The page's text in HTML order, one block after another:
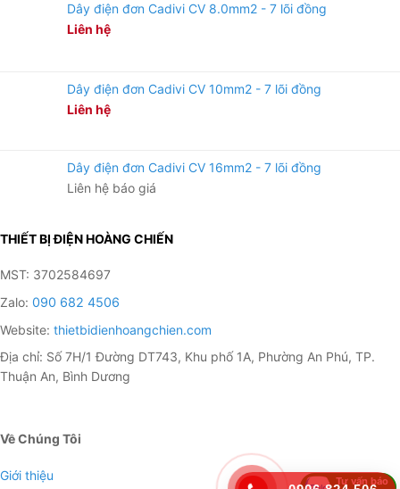
Dây điện đơn Cadivi CV 8.0mm2 - 7 lõi đồng
Liên hệ
Dây điện đơn Cadivi CV 10mm2 - 7 lõi đồng
Liên hệ
Dây điện đơn Cadivi CV 16mm2 - 7 lõi đồng
Liên hệ báo giá
THIẾT BỊ ĐIỆN HOÀNG CHIẾN
MST: 3702584697
Zalo: 090 682 4506
Website: thietbidienhoangchien.com
Địa chỉ: Số 7H/1 Đường DT743, Khu phố 1A, Phường An Phú, TP.
Thuận An, Bình Dương
Về Chúng Tôi
Giới thiệu
Tư vấn báo